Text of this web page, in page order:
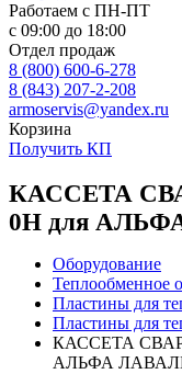
Работаем с ПН-ПТ
с 09:00 до 18:00
Отдел продаж
8 (800) 600-6-278
8 (843) 207-2-208
armoservis@yandex.ru
Корзина
Получить КП
КАССЕТА
0H для
Оборудование
Теплообменное
Пластины для
Пластины для
КАССЕТА
АЛЬФА